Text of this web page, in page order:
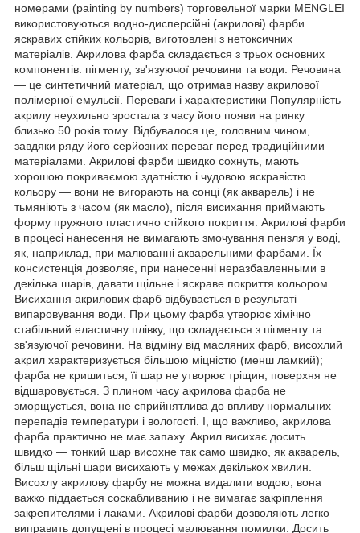
номерами (painting by numbers) торговельної марки MENGLEI
використовуються водно-дисперсійні (акрилові) фарби
яскравих стійких кольорів, виготовлені з нетоксичних
матеріалів. Акрилова фарба складається з трьох основних
компонентів: пігменту, зв'язуючої речовини та води. Речовина
— це синтетичний матеріал, що отримав назву акрилової
полімерної емульсії. Переваги і характеристики Популярність
акрилу неухильно зростала з часу його появи на ринку
близько 50 років тому. Відбувалося це, головним чином,
завдяки ряду його серйозних переваг перед традиційними
матеріалами. Акрилові фарби швидко сохнуть, мають
хорошою покриваємою здатністю і чудовою яскравістю
кольору — вони не вигорають на сонці (як акварель) і не
тьмяніють з часом (як масло), після висихання приймають
форму пружного пластично стійкого покриття. Акрилові фарби
в процесі нанесення не вимагають змочування пензля у воді,
як, наприклад, при малюванні акварельними фарбами. Їх
консистенція дозволяє, при нанесенні неразбавленными в
декілька шарів, давати щільне і яскраве покриття кольором.
Висихання акрилових фарб відбувається в результаті
випаровування води. При цьому фарба утворює хімічно
стабільний еластичну плівку, що складається з пігменту та
зв'язуючої речовини. На відміну від масляних фарб, висохлий
акрил характеризується більшою міцністю (менш ламкий);
фарба не кришиться, її шар не утворює тріщин, поверхня не
відшаровується. З плином часу акрилова фарба не
зморщується, вона не сприйнятлива до впливу нормальних
перепадів температури і вологості. І, що важливо, акрилова
фарба практично не має запаху. Акрил висихає досить
швидко — тонкий шар висохне так само швидко, як акварель,
більш щільні шари висихають у межах декількох хвилин.
Висохлу акрилову фарбу не можна видалити водою, вона
важко піддається соскабливанию і не вимагає закріплення
закрепителями і лаками. Акрилові фарби дозволяють легко
виправить допущені в процесі малювання помилки. Досить